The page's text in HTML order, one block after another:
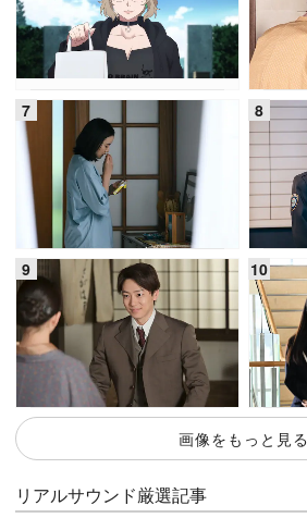
画像をもっと見る
リアルサウンド厳選記事